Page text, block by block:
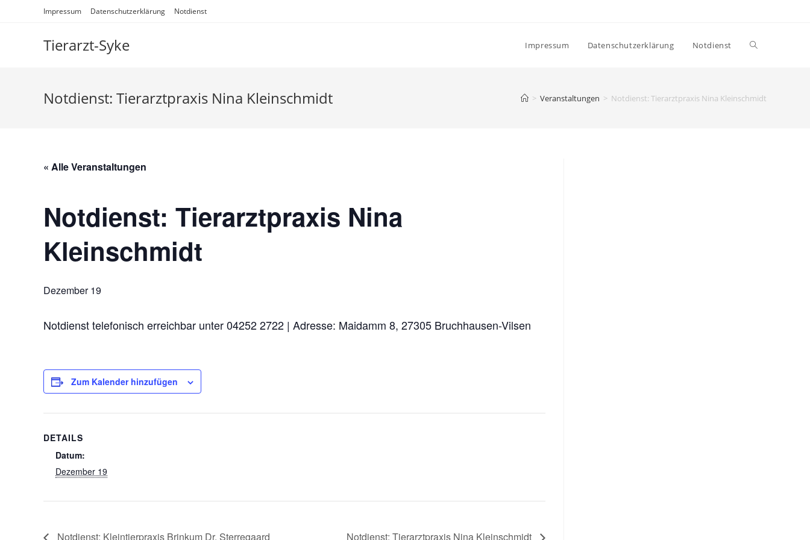
Impressum Datenschutzerklärung Notdienst
Tierarzt-Syke Impressum Datenschutzerklärung Notdienst
Notdienst: Tierarztpraxis Nina Kleinschmidt > Veranstaltungen > Notdienst: Tierarztpraxis Nina Kleinschmidt
« Alle Veranstaltungen
Notdienst: Tierarztpraxis Nina
Kleinschmidt
Dezember 19
Notdienst telefonisch erreichbar unter 04252 2722 | Adresse: Maidamm 8, 27305 Bruchhausen-Vilsen
Zum Kalender hinzufügen
DETAILS
Datum:
Dezember 19
Notdienst: Kleintierpraxis Brinkum Dr. Sterregaard Notdienst: Tierarztpraxis Nina Kleinschmidt